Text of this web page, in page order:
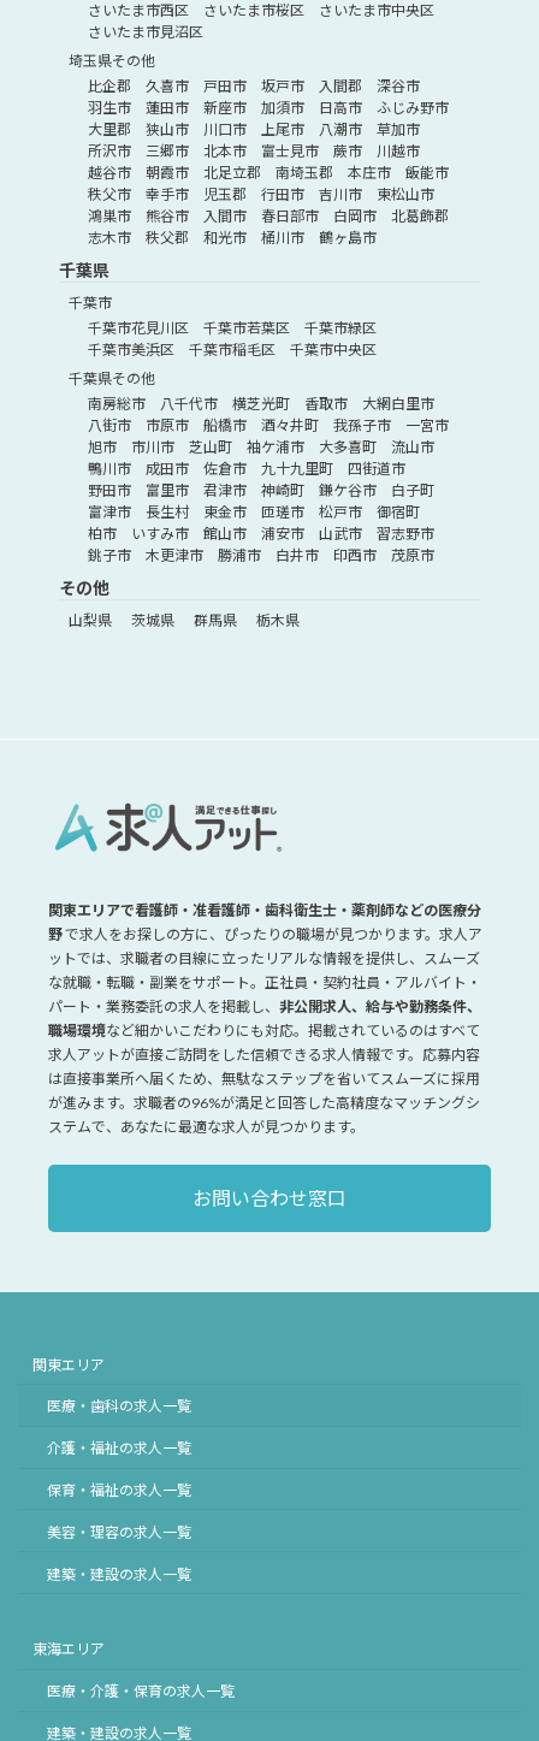
さいたま市西区
さいたま市桜区
さいたま市中央区
さいたま市見沼区
埼玉県その他
比企郡
久喜市 戸田市 坂戸市 入間郡
深谷市
羽生市
蓮田市 新座市 加須市 日高市
ふじみ野市
大里郡
狭山市 川口市 上尾市 八潮市
草加市
所沢市
三郷市 北本市 富士見市 蕨市
川越市
越谷市
朝霞市 北足立郡 南埼玉郡 本庄市
飯能市
秩父市
幸手市 児玉郡 行田市 吉川市
東松山市
鴻巣市
熊谷市 入間市 春日部市 白岡市
北葛飾郡
志木市
秩父郡 和光市 桶川市 鶴ヶ島市
千葉県
千葉市
千葉市花見川区
千葉市若葉区
千葉市緑区
千葉市美浜区
千葉市稲毛区
千葉市中央区
千葉県その他
南房総市
八千代市 横芝光町 香取市
大網白里市
八街市
市原市 船橋市 酒々井町 我孫子市
一宮市
旭市
市川市 芝山町 袖ケ浦市 大多喜町
流山市
鴨川市
成田市 佐倉市 九十九里町
四街道市
野田市
富里市 君津市 神崎町 鎌ケ谷市
白子町
富津市
長生村 東金市 匝瑳市 松戸市
御宿町
柏市
いすみ市 館山市 浦安市 山武市
習志野市
銚子市
木更津市 勝浦市 白井市 印西市 茂原市
その他
山梨県 茨城県 群馬県 栃木県
関東エリアで看護師・准看護師・歯科衛生士・薬剤師などの医療分
野で求人をお探しの方に、ぴったりの職場が見つかります。求人ア
ットでは、求職者の目線に立ったリアルな情報を提供し、スムーズ
な就職・転職・副業をサポート。正社員・契約社員・アルバイト・
パート・業務委託の求人を掲載し、 非公開求人、給与や勤務条件、
職場環境など細かいこだわりにも対応。掲載されているのはすべて
求人アットが直接ご訪問をした信頼できる求人情報です。応募内容
は直接事業所へ届くため、無駄なステップを省いてスムーズに採用
が進みます。求職者の96%が満足と回答した高精度なマッチングシ
ステムで、あなたに最適な求人が見つかります。
お問い合わせ窓口
関東エリア
医療・歯科の求人一覧
介護・福祉の求人一覧
保育・福祉の求人一覧
美容・理容の求人一覧
建築・建設の求人一覧
東海エリア
医療・介護・保育の求人一覧
建築・建設の求人一覧